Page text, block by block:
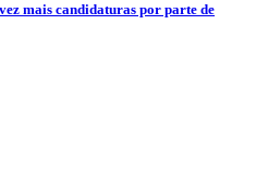
mais candidaturas por parte de